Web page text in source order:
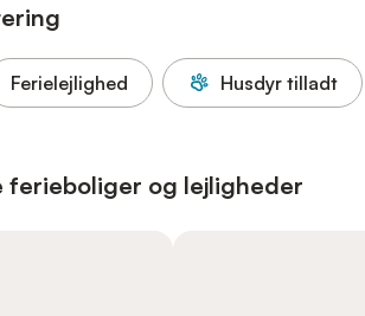
Ferielejlighed Husdyr tilladt
ferieboliger og lejligheder